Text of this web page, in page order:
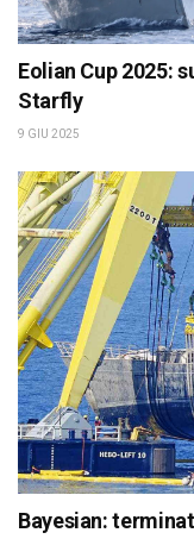
Eolian Cup 2025:
Starfly
9 GIU 2025
Bayesian: